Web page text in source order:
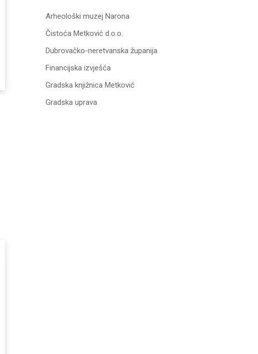
Arheološki muzej Narona
Čistoća Metković d.o.o.
Dubrovačko-neretvanska županija
Financijska izvješća
Gradska knjižnica Metković
Gradska uprava